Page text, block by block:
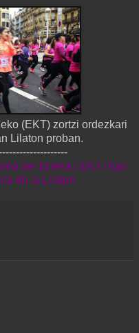
(EKT) zortzi ordezkari
Lilaton proban.
del Erreka ( EKT) han
en la Lilaton.